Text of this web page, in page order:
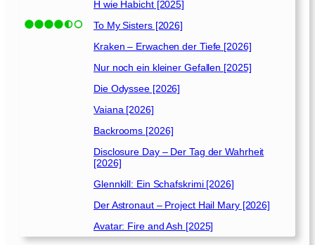
H wie Habicht [2025]
To My Sisters [2026]
Kraken – Erwachen der Tiefe [2026]
Nur noch ein kleiner Gefallen [2025]
Die Odyssee [2026]
Vaiana [2026]
Backrooms [2026]
Disclosure Day – Der Tag der Wahrheit
[2026]
Glennkill: Ein Schafskrimi [2026]
Der Astronaut – Project Hail Mary [2026]
Avatar: Fire and Ash [2025]